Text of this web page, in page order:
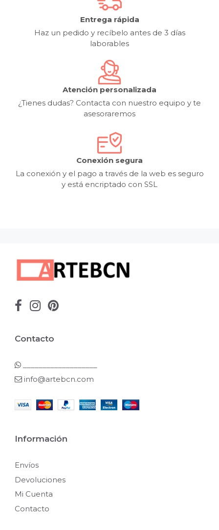
Entrega rápida
Haz un pedido y recíbelo antes de 3 días
laborables
Atención personalizada
¿Tienes dudas? Contacta con nuestro equipo y te
asesoraremos
Conexión segura
La conexión y el pago a través de la web es seguro
y está encriptado con SSL
Contacto
info@artebcn.com
Información
Envíos
Devoluciones
Mi Cuenta
Contacto